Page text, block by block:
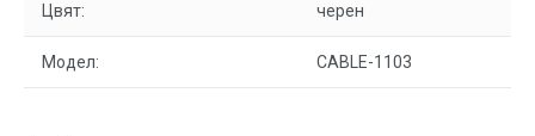
Цвят: черен
Модел: CABLE-1103